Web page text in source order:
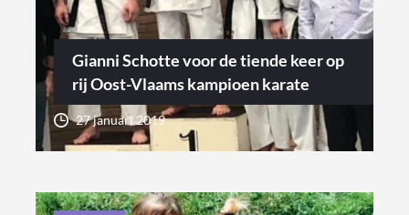
Gianni Schotte voor de tiende keer op
rij Oost-Vlaams kampioen karate
27 januari 2019